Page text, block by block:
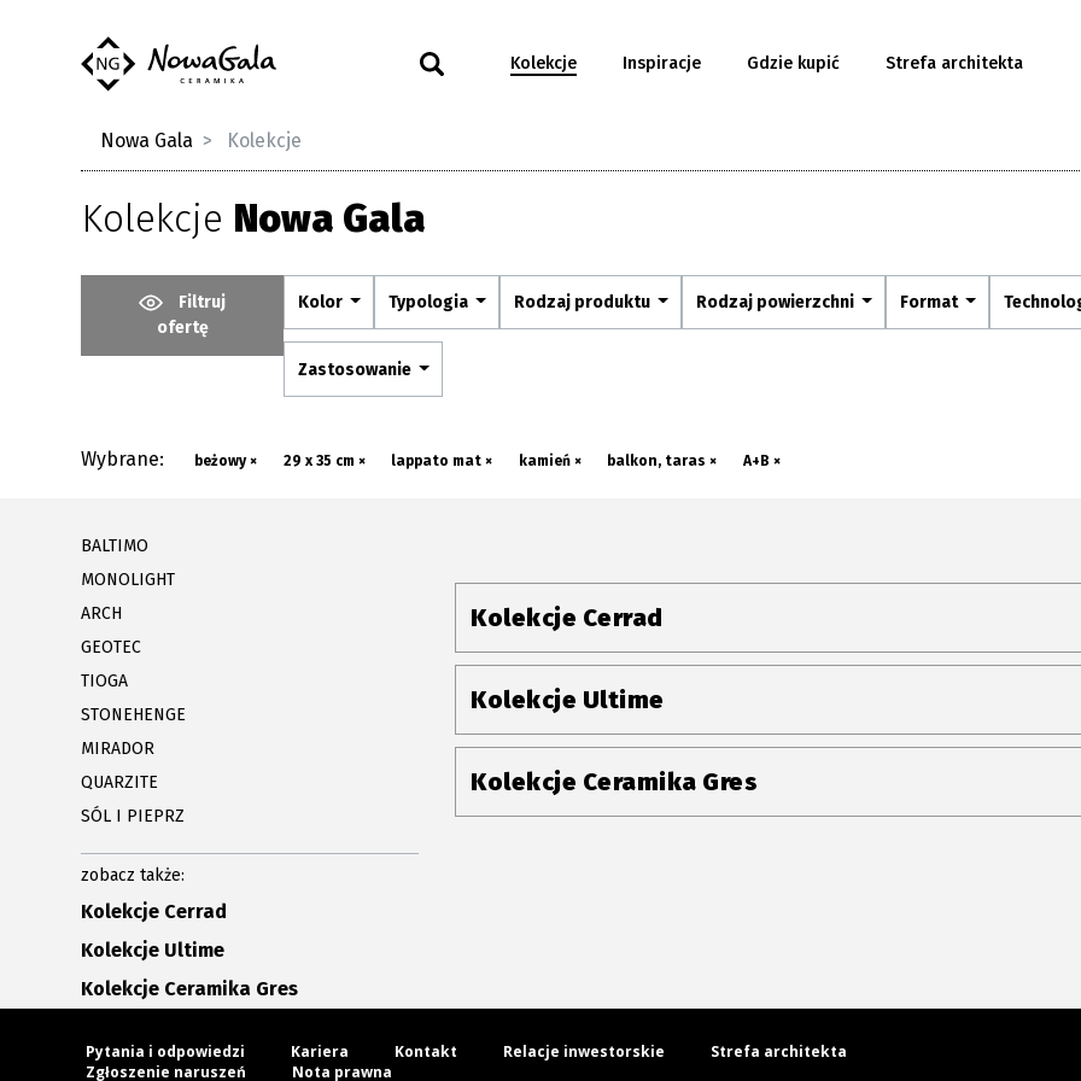
Kolekcje Inspiracje Gdzie kupić Strefa architekta
Nowa Gala Kolekcje
Kolekcje Nowa Gala
Filtruj
ofertę
Kolor Typologia Rodzaj produktu Rodzaj powierzchni Format
Zastosowanie
Wybrane: beżowy × 29 x 35 cm × lappato mat × kamień × balkon, taras × A+B ×
BALTIMO
MONOLIGHT
ARCH
GEOTEC
TIOGA
STONEHENGE
MIRADOR
QUARZITE
SÓL I PIEPRZ
zobacz także:
Kolekcje Cerrad
Kolekcje Ultime
Kolekcje Ceramika Gres
Kolekcje Cerrad
Kolekcje Ultime
Kolekcje Ceramika Gres
Pytania i odpowiedzi Kariera Kontakt Relacje inwestorskie
Strefa architekta
Zgłoszenie naruszeń
Nota prawna